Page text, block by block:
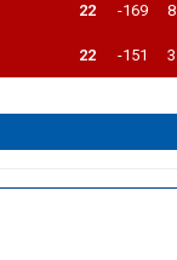
22 -169
22 -151